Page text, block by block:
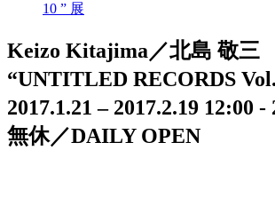
10 ” 展
Keizo Kitajima／北島 敬三
“UNTITLED RECORDS
2017.1.21 – 2017.2.19 12:00 -
無休／DAILY OPEN